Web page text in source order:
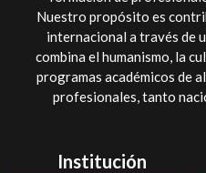
Nuestro propósito es
internacional a través de
combina el humanismo, la
programas académicos de
profesionales, tanto
Institución